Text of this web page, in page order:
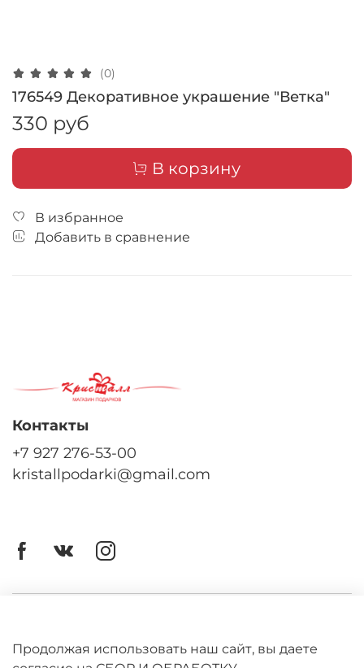
(0)
176549 Декоративное украшение "Ветка"
330 руб
В корзину
В избранное
Добавить в сравнение
Оферта
Контакты
+7 927 276-53-00
kristallpodarki@gmail.com
Продолжая использовать наш сайт, вы даете